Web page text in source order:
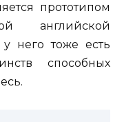
прототипом
английской
у него тоже есть
способных